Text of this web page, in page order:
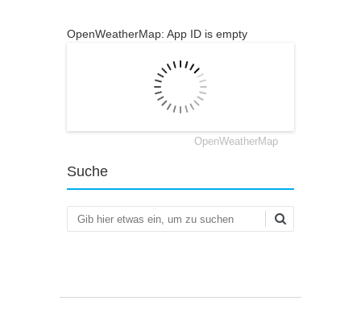
OpenWeatherMap: App ID is empty
OpenWeatherMap
Suche
Suchen